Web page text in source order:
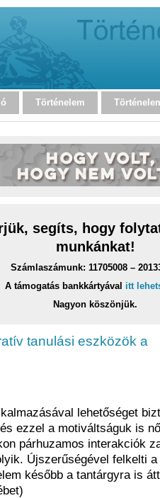
Történelem
segíts, hogy
munkánkat!
Számlaszámunk: 11705008 –
A támogatás bankkártyával itt
Nagyon köszönjük.
tanulási eszközök a
lehetőséget
ezzel a motiváltságuk is
párhuzamos interakciók
Újszerűségével felkelti a
később a tantárgyra is